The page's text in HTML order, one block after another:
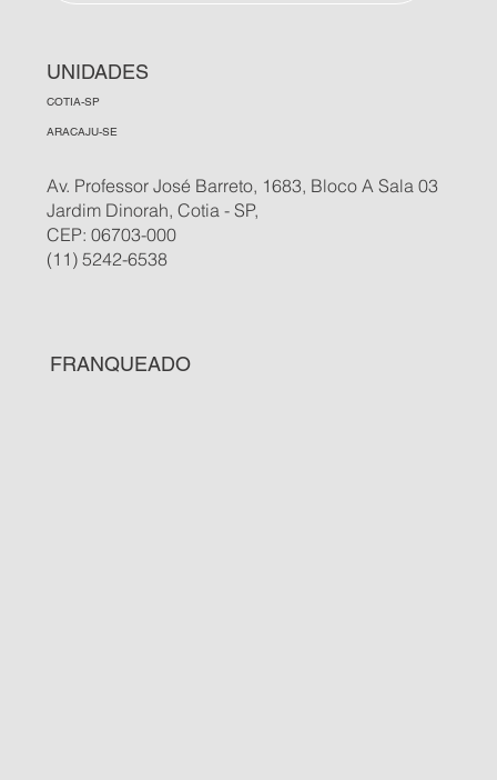
UNIDADES
COTIA-SP
ARACAJU-SE
Av. Professor José Barreto, 1683, Bloco A Sala 03
Jardim Dinorah, Cotia - SP,
CEP: 06703-000
(11) 5242-6538
FRANQUEADO